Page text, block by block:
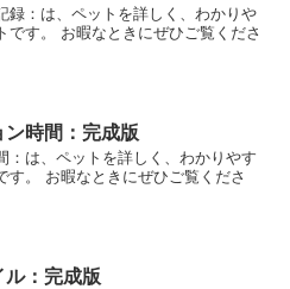
録：は、ペットを詳しく、わかりや
す。 お暇なときにぜひご覧くださ
時間：完成版
：は、ペットを詳しく、わかりやす
す。 お暇なときにぜひご覧くださ
ル：完成版